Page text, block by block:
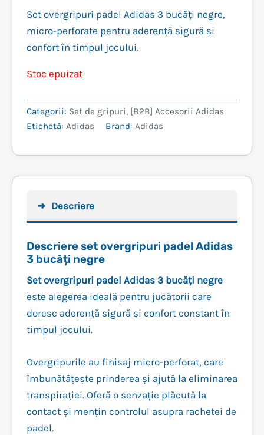
inițial
a
curent
este:
Set overgripuri padel Adidas 3 bucăți negre,
micro-perforate pentru aderență sigură și
confort în timpul jocului.
Stoc epuizat
Categorii: Set de gripuri, [B2B] Accesorii Adidas
Etichetă: Adidas Brand: Adidas
Descriere
Descriere set overgripuri padel Adidas
3 bucăți negre
Set overgripuri padel Adidas 3 bucăți negre
este alegerea ideală pentru jucătorii care
doresc aderență sigură și confort constant în
timpul jocului.
Overgripurile au finisaj micro-perforat, care
îmbunătățește prinderea și ajută la eliminarea
transpirației. Oferă o senzație plăcută la
contact și mențin controlul asupra rachetei de
padel.